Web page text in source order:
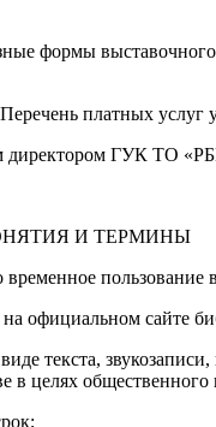
формы
платных
директором ГУК ТО
И ТЕРМИНЫ
пользование
официальном сайте
текста,
в целях общественного